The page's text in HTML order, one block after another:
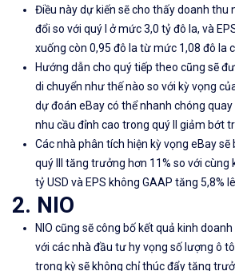
Điều này dự kiến ​​sẽ cho thấy doanh thu
đổi so với quý I ở mức 3,0 tỷ đô la, và
xuống còn 0,95 đô la từ mức 1,08 đô la
Hướng dẫn cho quý tiếp theo cũng sẽ
di chuyển như thế nào so với kỳ vọng
dự đoán eBay có thể nhanh chóng
nhu cầu đỉnh cao trong quý II giảm bớt
Các nhà phân tích hiện kỳ ​​vọng eBay
quý III tăng trưởng hơn 11% so với cùng
tỷ USD và EPS không GAAP tăng 5,8%
2. NIO
NIO cũng sẽ công bố kết quả kinh
với các nhà đầu tư hy vọng số lượng ô
trong kỳ sẽ không chỉ thúc đẩy tăng